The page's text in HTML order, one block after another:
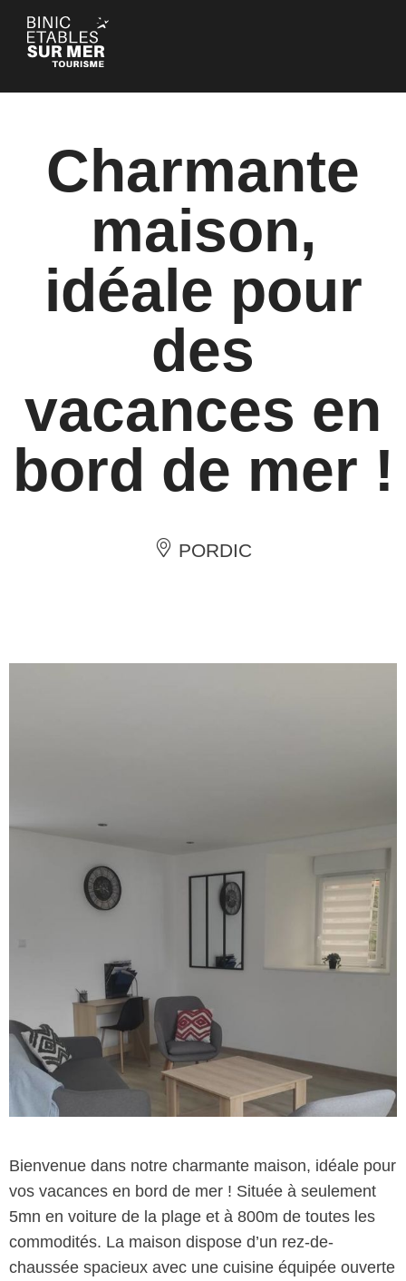
Panneau de gestion des cookies
Charmante
maison,
idéale pour
des
vacances en
bord de mer !
PORDIC
Bienvenue dans notre charmante maison, idéale pour
vos vacances en bord de mer ! Située à seulement
5mn en voiture de la plage et à 800m de toutes les
commodités. La maison dispose d’un rez-de-
chaussée spacieux avec une cuisine équipée ouverte